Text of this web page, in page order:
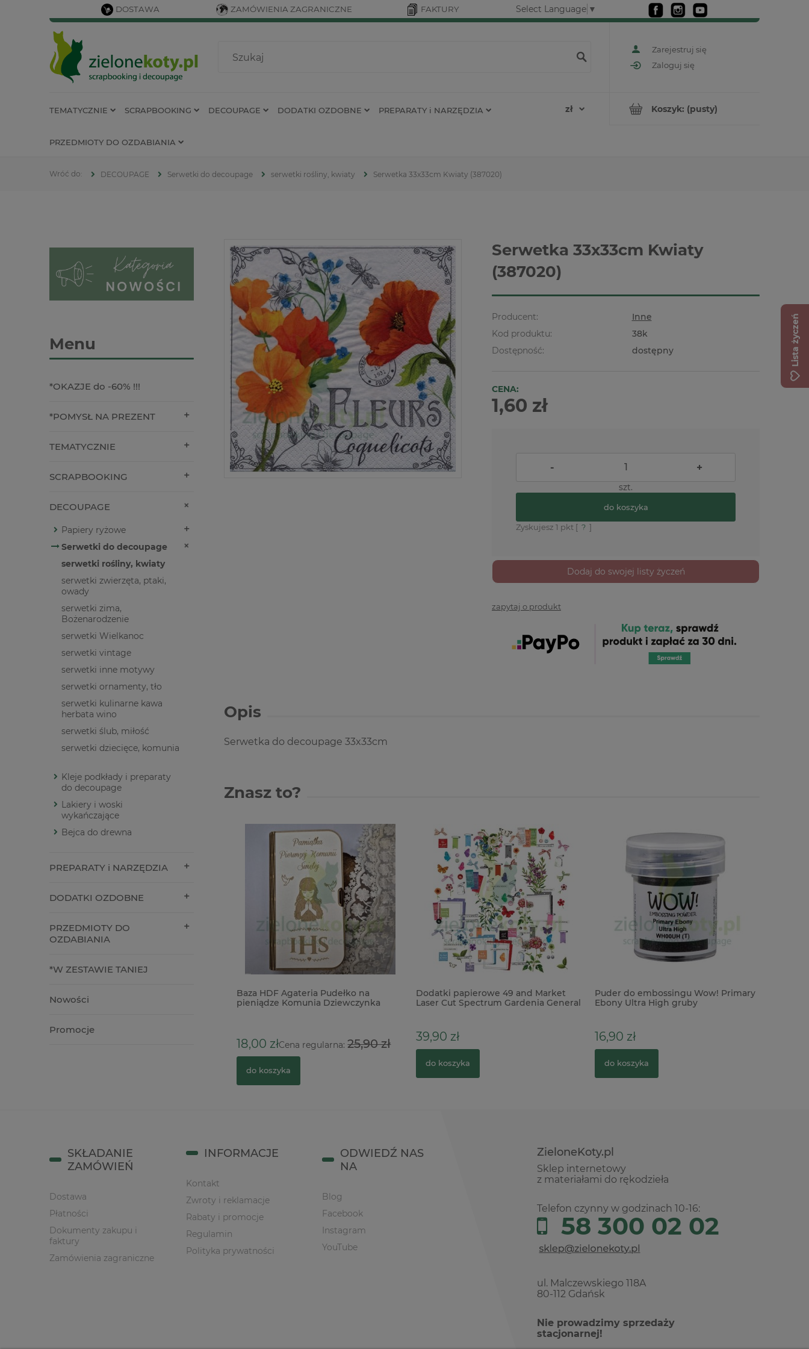
DOSTAWA ZAMÓWIENIA ZAGRANICZNE FAKTURY Select Language ▼
Zarejestruj się
Zaloguj się
Koszyk: (pusty)
TEMATYCZNIE SCRAPBOOKING DECOUPAGE DODATKI OZDOBNE PREPARATY i NARZĘDZIA
PRZEDMIOTY DO OZDABIANIA
DECOUPAGE Serwetki do decoupage serwetki rośliny, kwiaty Serwetka 33x33cm Kwiaty (387020)
Menu
*OKAZJE do -60% !!!
*POMYSŁ NA PREZENT
TEMATYCZNIE
SCRAPBOOKING
DECOUPAGE
Papiery ryżowe
Serwetki do decoupage
serwetki rośliny, kwiaty
serwetki zwierzęta, ptaki,
owady
serwetki zima,
Bożenarodzenie
serwetki Wielkanoc
serwetki vintage
serwetki inne motywy
serwetki ornamenty, tło
serwetki kulinarne kawa
herbata wino
serwetki ślub, miłość
serwetki dziecięce, komunia
Kleje podkłady i preparaty
do decoupage
Lakiery i woski
wykańczające
Bejca do drewna
PREPARATY i NARZĘDZIA
DODATKI OZDOBNE
PRZEDMIOTY DO
OZDABIANIA
*W ZESTAWIE TANIEJ
Nowości
Promocje
Serwetka 33x33cm Kwiaty
(387020)
Producent:
Inne
Kod produktu:
38k
Dostępność:
dostępny
CENA:
1,60 zł
- +
szt.
do koszyka
Zyskujesz 1 pkt [ ? ]
Dodaj do swojej listy życzeń
zapytaj o produkt
Opis
Serwetka do decoupage 33x33cm
Znasz to?
kwiaty zioła łąka
34,00 zł
Baza HDF Agateria Pudełko na
pieniądze Komunia Dziewczynka
18,00 złCena regularna:25,90 zł
do koszyka
Dodatki papierowe 49 and Market
Laser Cut Spectrum Gardenia General
39,90 zł
do koszyka
Puder do embossingu Wow! Primary
Ebony Ultra High gruby
16,90 zł
do koszyka
ZieloneKoty.pl
Sklep internetowy
z materiałami do rękodzieła
Telefon czynny w godzinach 10-16:
58 300 02 02
ul. Malczewskiego 118A
80-112 Gdańsk
Nie prowadzimy sprzedaży
stacjonarnej!
SKŁADANIE
ZAMÓWIEŃ
Dostawa
Płatności
Dokumenty zakupu i
faktury
Zamówienia zagraniczne
INFORMACJE
Kontakt
Zwroty i reklamacje
Rabaty i promocje
Regulamin
Polityka prywatności
ODWIEDŹ NAS
NA
Blog
Facebook
Instagram
YouTube
Lista życzeń